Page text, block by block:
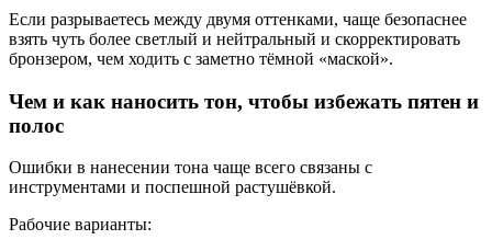
Если разрываетесь между двумя оттенками, чаще безопаснее
взять чуть более светлый и нейтральный и скорректировать
бронзером, чем ходить с заметно тёмной «маской».
Чем и как наносить тон, чтобы избежать пятен и
полос
Ошибки в нанесении тона чаще всего связаны с
инструментами и поспешной растушёвкой.
Рабочие варианты: